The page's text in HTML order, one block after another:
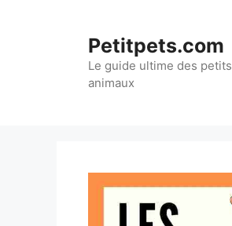
Petitpets.com
Le guide ultime des petits
animaux